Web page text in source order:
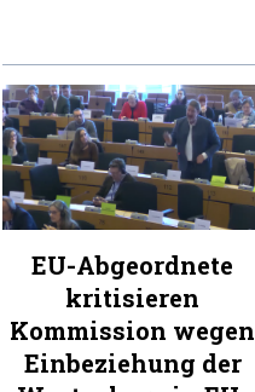
EU-Abgeordnete
kritisieren
Kommission wegen
Einbeziehung der